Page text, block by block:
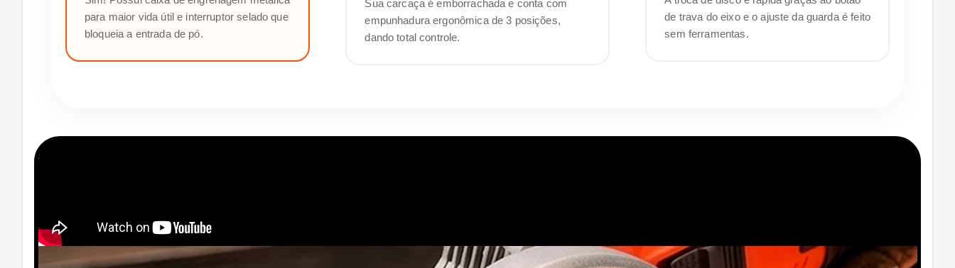
para maior vida útil e interruptor selado que
bloqueia a entrada de pó.
Sua carcaça é emborrachada e conta com
empunhadura ergonômica de 3 posições,
dando total controle.
de trava do eixo e o ajuste da guarda é feito
sem ferramentas.